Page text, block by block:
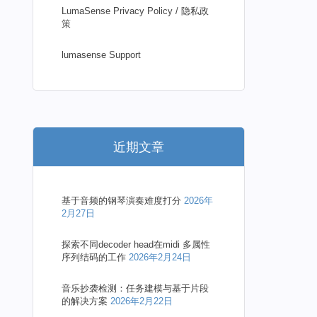
LumaSense Privacy Policy / 隐私政
策
lumasense Support
近期文章
基于音频的钢琴演奏难度打分 2026年
2月27日
探索不同decoder head在midi 多属性
序列结码的工作 2026年2月24日
音乐抄袭检测：任务建模与基于片段
的解决方案 2026年2月22日